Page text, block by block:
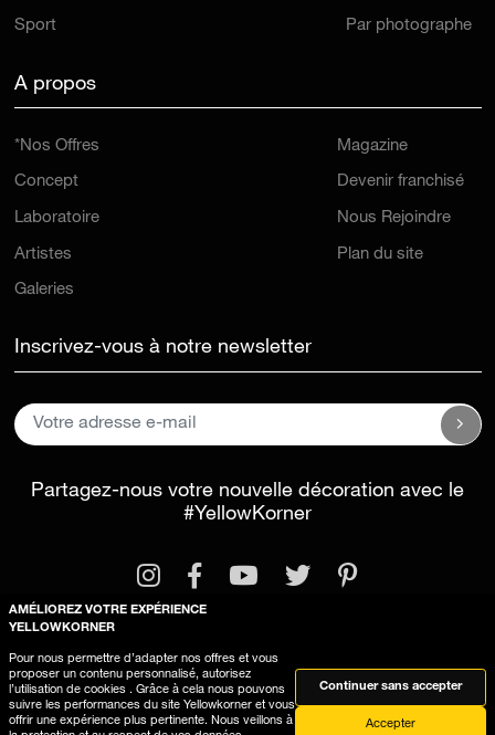
Sport Par photographe
A propos
*Nos Offres
Concept
Laboratoire
Artistes
Galeries
Magazine
Devenir franchisé
Nous Rejoindre
Plan du site
Inscrivez-vous à notre newsletter
Partagez-nous votre nouvelle décoration avec le
#YellowKorner
Mentions légalesConditions générales d'utilisation
Utilisation des cookies
AMÉLIOREZ VOTRE EXPÉRIENCE
YELLOWKORNER
Pour nous permettre d’adapter nos offres et vous
proposer un contenu personnalisé, autorisez
l’utilisation de cookies . Grâce à cela nous pouvons
suivre les performances du site Yellowkorner et vous
offrir une expérience plus pertinente. Nous veillons à
Continuer sans accepter
Accepter